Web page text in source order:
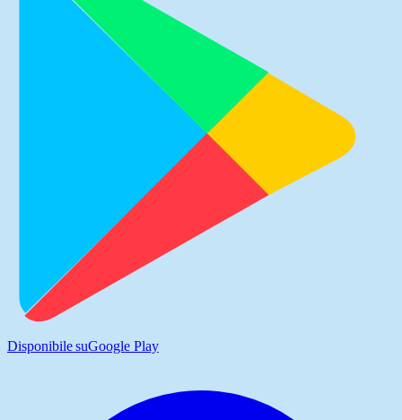
Disponibile suGoogle Play